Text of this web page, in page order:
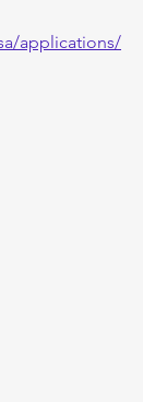
applications/